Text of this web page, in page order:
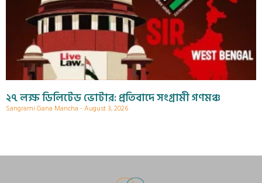
২৭ লক্ষ ডিলিটেড ভোটার: প্রতিবাদে সংগ্রামী গণমঞ্চ
Sangrami Gana Mancha August 3, 2026